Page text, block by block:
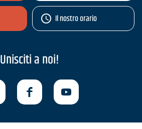
Il nostro orario
Unisciti a noi!